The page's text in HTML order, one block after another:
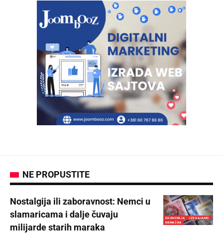
NE PROPUSTITE
EKONOMIJA
IZDVAJAMO
NEMAČKA
Nostalgija ili zaboravnost: Nemci u
slamaricama i dalje čuvaju
milijarde starih maraka